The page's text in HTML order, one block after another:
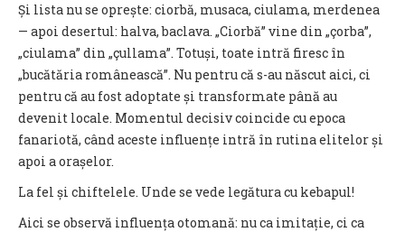
Și lista nu se oprește: ciorbă, musaca, ciulama, merdenea
— apoi desertul: halva, baclava. „Ciorbă” vine din „çorba”,
„ciulama” din „çullama”. Totuși, toate intră firesc în
„bucătăria românească”. Nu pentru că s-au născut aici, ci
pentru că au fost adoptate și transformate până au
devenit locale. Momentul decisiv coincide cu epoca
fanariotă, când aceste influențe intră în rutina elitelor și
apoi a orașelor.
La fel și chiftelele. Unde se vede legătura cu kebapul!
Aici se observă influența otomană: nu ca imitație, ci ca